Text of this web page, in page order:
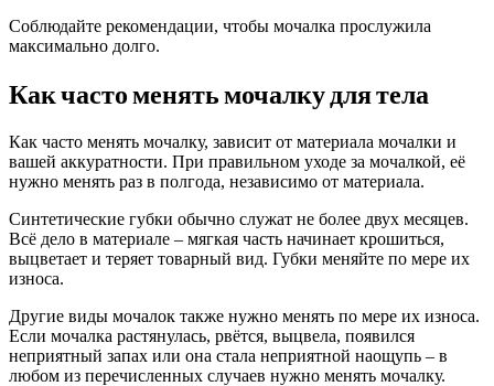
Соблюдайте рекомендации, чтобы мочалка прослужила
максимально долго.
Как часто менять мочалку для тела
Как часто менять мочалку, зависит от материала мочалки и
вашей аккуратности. При правильном уходе за мочалкой, её
нужно менять раз в полгода, независимо от материала.
Синтетические губки обычно служат не более двух месяцев.
Всё дело в материале – мягкая часть начинает крошиться,
выцветает и теряет товарный вид. Губки меняйте по мере их
износа.
Другие виды мочалок также нужно менять по мере их износа.
Если мочалка растянулась, рвётся, выцвела, появился
неприятный запах или она стала неприятной наощупь – в
любом из перечисленных случаев нужно менять мочалку.